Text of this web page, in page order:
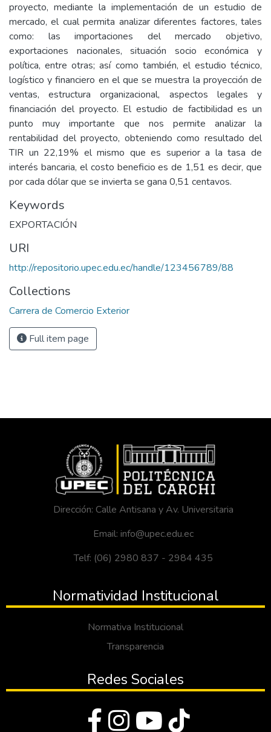
proyecto, mediante la implementación de un estudio de
mercado, el cual permita analizar diferentes factores, tales
como: las importaciones del mercado objetivo,
exportaciones nacionales, situación socio económica y
política, entre otras; así como también, el estudio técnico,
logístico y financiero en el que se muestra la proyección de
ventas, estructura organizacional, aspectos legales y
financiación del proyecto. El estudio de factibilidad es un
punto muy importante que nos permite analizar la
rentabilidad del proyecto, obteniendo como resultado del
TIR un 22,19% el mismo que es superior a la tasa de
interés bancaria, el costo beneficio es de 1,51 es decir, que
por cada dólar que se invierta se gana 0,51 centavos.
Keywords
EXPORTACIÓN
URI
http://repositorio.upec.edu.ec/handle/123456789/88
Collections
Carrera de Comercio Exterior
Full item page
Dirección: Calle Antisana y Av. Universitaria
Email: info@upec.edu.ec
Telf: (06) 2980 837 - 2984 435
Normatividad Institucional
Normativa Institucional
Transparencia
Redes Sociales